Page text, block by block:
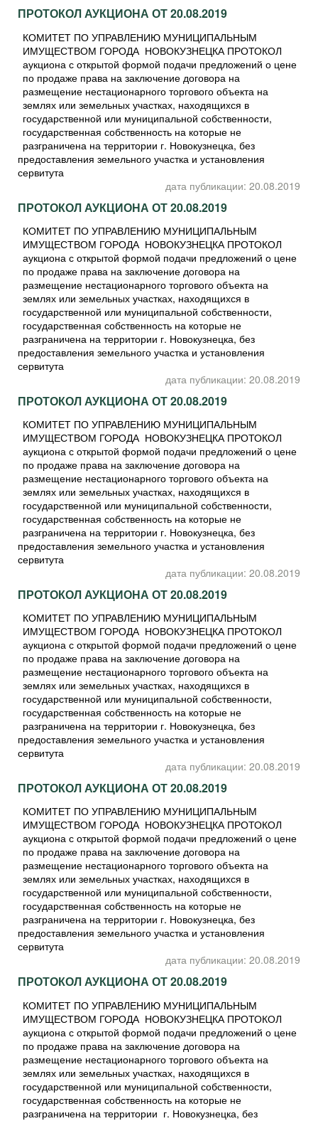
ПРОТОКОЛ АУКЦИОНА ОТ 20.08.2019
КОМИТЕТ ПО УПРАВЛЕНИЮ МУНИЦИПАЛЬНЫМ
ИМУЩЕСТВОМ ГОРОДА НОВОКУЗНЕЦКА ПРОТОКОЛ
аукциона с открытой формой подачи предложений о цене
по продаже права на заключение договора на
размещение нестационарного торгового объекта на
землях или земельных участках, находящихся в
государственной или муниципальной собственности,
государственная собственность на которые не
разграничена на территории г. Новокузнецка, без
предоставления земельного участка и установления
сервитута
дата публикации: 20.08.2019
ПРОТОКОЛ АУКЦИОНА ОТ 20.08.2019
КОМИТЕТ ПО УПРАВЛЕНИЮ МУНИЦИПАЛЬНЫМ
ИМУЩЕСТВОМ ГОРОДА НОВОКУЗНЕЦКА ПРОТОКОЛ
аукциона с открытой формой подачи предложений о цене
по продаже права на заключение договора на
размещение нестационарного торгового объекта на
землях или земельных участках, находящихся в
государственной или муниципальной собственности,
государственная собственность на которые не
разграничена на территории г. Новокузнецка, без
предоставления земельного участка и установления
сервитута
дата публикации: 20.08.2019
ПРОТОКОЛ АУКЦИОНА ОТ 20.08.2019
КОМИТЕТ ПО УПРАВЛЕНИЮ МУНИЦИПАЛЬНЫМ
ИМУЩЕСТВОМ ГОРОДА НОВОКУЗНЕЦКА ПРОТОКОЛ
аукциона с открытой формой подачи предложений о цене
по продаже права на заключение договора на
размещение нестационарного торгового объекта на
землях или земельных участках, находящихся в
государственной или муниципальной собственности,
государственная собственность на которые не
разграничена на территории г. Новокузнецка, без
предоставления земельного участка и установления
сервитута
дата публикации: 20.08.2019
ПРОТОКОЛ АУКЦИОНА ОТ 20.08.2019
КОМИТЕТ ПО УПРАВЛЕНИЮ МУНИЦИПАЛЬНЫМ
ИМУЩЕСТВОМ ГОРОДА НОВОКУЗНЕЦКА ПРОТОКОЛ
аукциона с открытой формой подачи предложений о цене
по продаже права на заключение договора на
размещение нестационарного торгового объекта на
землях или земельных участках, находящихся в
государственной или муниципальной собственности,
государственная собственность на которые не
разграничена на территории г. Новокузнецка, без
предоставления земельного участка и установления
сервитута
дата публикации: 20.08.2019
ПРОТОКОЛ АУКЦИОНА ОТ 20.08.2019
КОМИТЕТ ПО УПРАВЛЕНИЮ МУНИЦИПАЛЬНЫМ
ИМУЩЕСТВОМ ГОРОДА НОВОКУЗНЕЦКА ПРОТОКОЛ
аукциона с открытой формой подачи предложений о цене
по продаже права на заключение договора на
размещение нестационарного торгового объекта на
землях или земельных участках, находящихся в
государственной или муниципальной собственности,
государственная собственность на которые не
разграничена на территории г. Новокузнецка, без
предоставления земельного участка и установления
сервитута
дата публикации: 20.08.2019
ПРОТОКОЛ АУКЦИОНА ОТ 20.08.2019
КОМИТЕТ ПО УПРАВЛЕНИЮ МУНИЦИПАЛЬНЫМ
ИМУЩЕСТВОМ ГОРОДА НОВОКУЗНЕЦКА ПРОТОКОЛ
аукциона с открытой формой подачи предложений о цене
по продаже права на заключение договора на
размещение нестационарного торгового объекта на
землях или земельных участках, находящихся в
государственной или муниципальной собственности,
государственная собственность на которые не
разграничена на территории г. Новокузнецка, без